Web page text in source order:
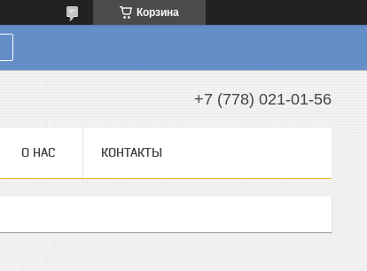
Корзина
+7 (778) 021-01-56
О НАС КОНТАКТЫ